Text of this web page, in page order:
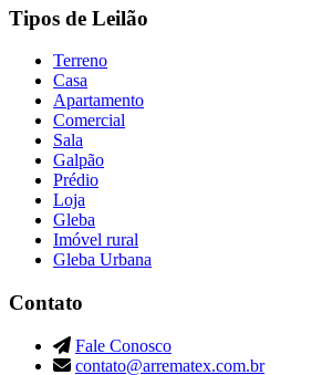
Tipos de Leilão
Terreno
Casa
Apartamento
Comercial
Sala
Galpão
Prédio
Loja
Gleba
Imóvel rural
Gleba Urbana
Contato
Fale Conosco
contato@arrematex.com.br